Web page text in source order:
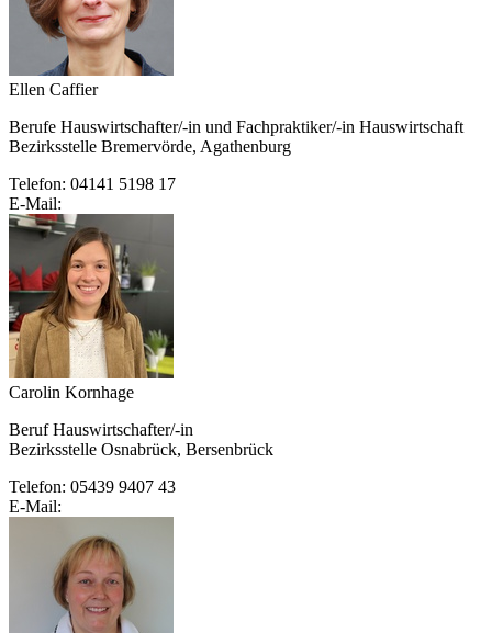
Ellen Caffier
Berufe Hauswirtschafter/-in und Fachpraktiker/-in Hauswirtschaft
Bezirksstelle Bremervörde, Agathenburg
Telefon: 04141 5198 17
E-Mail:
Carolin Kornhage
Beruf Hauswirtschafter/-in
Bezirksstelle Osnabrück, Bersenbrück
Telefon: 05439 9407 43
E-Mail: